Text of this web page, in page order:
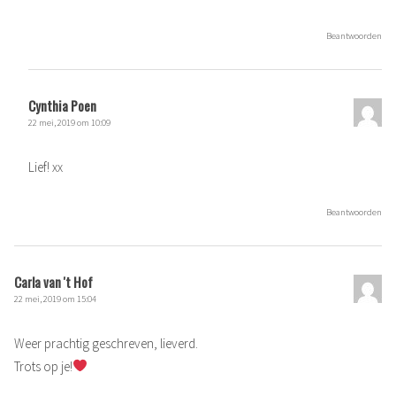
Beantwoorden
Cynthia Poen
22 mei, 2019 om 10:09
Lief! xx
Beantwoorden
Carla van 't Hof
22 mei, 2019 om 15:04
Weer prachtig geschreven, lieverd.
Trots op je!